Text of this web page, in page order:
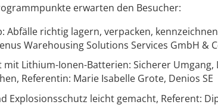
erwarten den Besucher:
Abfälle richtig lagern, verpacken,
Warehousing Solutions Services GmbH &
mit Lithium-Ionen-Batterien: Sicherer Umgang,
Referentin: Marie Isabelle Grote, Denios SE
Explosionsschutz leicht gemacht, Referent: